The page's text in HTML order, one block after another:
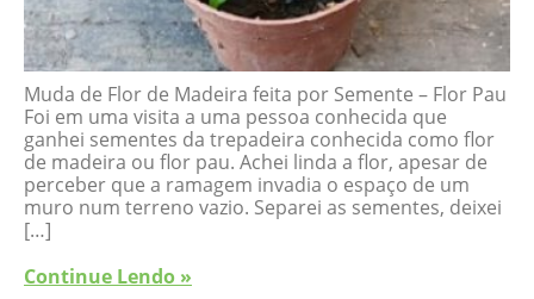
Muda de Flor de Madeira feita por Semente – Flor Pau
Foi em uma visita a uma pessoa conhecida que
ganhei sementes da trepadeira conhecida como flor
de madeira ou flor pau. Achei linda a flor, apesar de
perceber que a ramagem invadia o espaço de um
muro num terreno vazio. Separei as sementes, deixei
[…]
Continue Lendo »